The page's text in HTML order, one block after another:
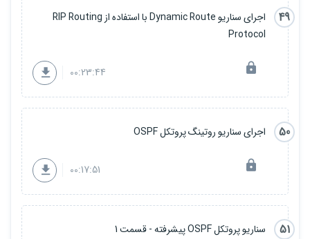
49
اجرای سناریو Dynamic Route با استفاده از RIP Routing
Protocol
00:23:44
50 اجرای سناریو روتینگ پروتکل OSPF
00:17:51
51 سناریو پروتکل OSPF پیشرفته - قسمت 1